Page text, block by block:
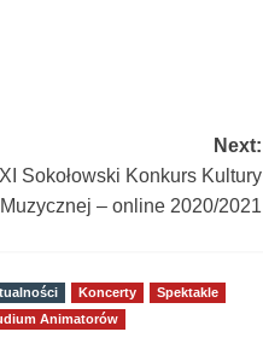
Next:
Sokołowski Konkurs Kultury
Muzycznej – online 2020/2021
Koncerty
Spektakle
Animatorów